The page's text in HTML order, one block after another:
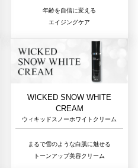
年齢を自信に変える
エイジングケア
WICKED SNOW WHITE
CREAM
ウィキッドスノーホワイトクリーム
まるで雪のような白肌に魅せる
トーンアップ美容クリーム